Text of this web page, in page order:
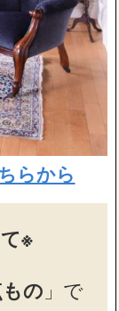
らから
※
の 」で